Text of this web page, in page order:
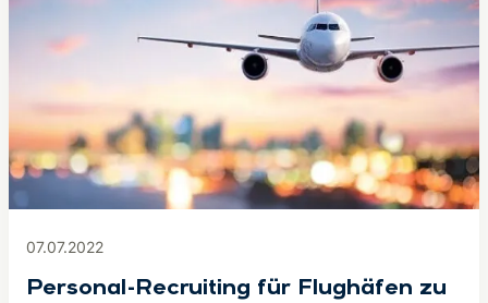
07.07.2022
Personal-Recruiting für Flughäfen zu